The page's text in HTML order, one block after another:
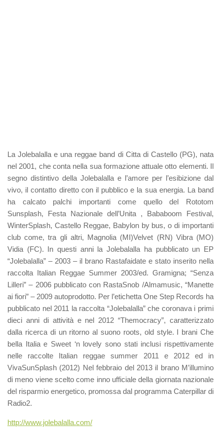
La Jolebalalla e una reggae band di Citta di Castello (PG), nata
nel 2001, che conta nella sua formazione attuale otto elementi. Il
segno distintivo della Jolebalalla e l’amore per l’esibizione dal
vivo, il contatto diretto con il pubblico e la sua energia. La band
ha calcato palchi importanti come quello del Rototom
Sunsplash, Festa Nazionale dell’Unita , Bababoom Festival,
WinterSplash, Castello Reggae, Babylon by bus, o di importanti
club come, tra gli altri, Magnolia (MI)Velvet (RN) Vibra (MO)
Vidia (FC). In questi anni la Jolebalalla ha pubblicato un EP
“Jolebalalla” – 2003 – il brano Rastafaidate e stato inserito nella
raccolta Italian Reggae Summer 2003/ed. Gramigna; “Senza
Lilleri” – 2006 pubblicato con RastaSnob /Almamusic, “Manette
ai fiori” – 2009 autoprodotto. Per l’etichetta One Step Records ha
pubblicato nel 2011 la raccolta “Jolebalalla” che coronava i primi
dieci anni di attività e nel 2012 “Themocracy”, caratterizzato
dalla ricerca di un ritorno al suono roots, old style. I brani Che
bella Italia e Sweet ‘n lovely sono stati inclusi rispettivamente
nelle raccolte Italian reggae summer 2011 e 2012 ed in
VivaSunSplash (2012) Nel febbraio del 2013 il brano M’illumino
di meno viene scelto come inno ufficiale della giornata nazionale
del risparmio energetico, promossa dal programma Caterpillar di
Radio2.
http://www.jolebalalla.com/